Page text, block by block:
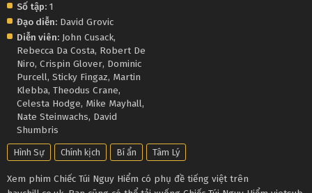
Số tập: 1
Đạo diễn: David Grovic
Diễn viên: John Cusack,
Rebecca Da Costa, Robert De
Niro, Crispin Glover, Dominic
Purcell, Sticky Fingaz, Martin
Klebba, Theodus Crane,
Celesta Hodge, Mike Mayhall,
Nate Steinwachs, David
Shumbris
Hình Sự Chính kịch Bí ẩn Tâm Lý
Xem phim Chiếc Túi Nguy Hiểm có phụ đề tiếng việt trên